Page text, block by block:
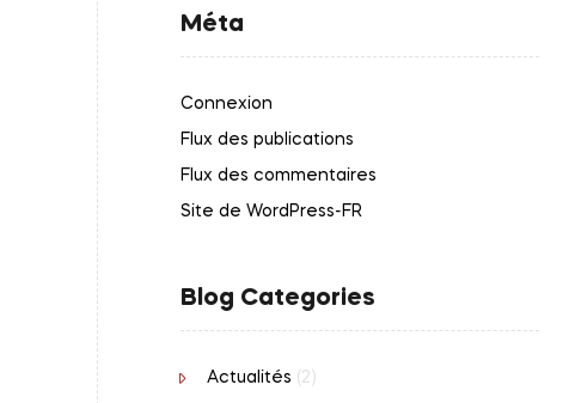
Méta
Connexion
Flux des publications
Flux des commentaires
Site de WordPress-FR
Blog Categories
Actualités (2)